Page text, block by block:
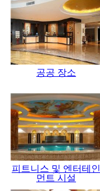
공공 장소
피트니스 및 엔터테인
먼트 시설